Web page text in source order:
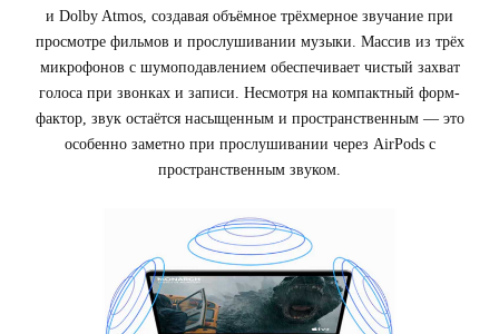
и Dolby Atmos, создавая объёмное трёхмерное звучание при
просмотре фильмов и прослушивании музыки. Массив из трёх
микрофонов с шумоподавлением обеспечивает чистый захват
голоса при звонках и записи. Несмотря на компактный форм-
фактор, звук остаётся насыщенным и пространственным — это
особенно заметно при прослушивании через AirPods с
пространственным звуком.